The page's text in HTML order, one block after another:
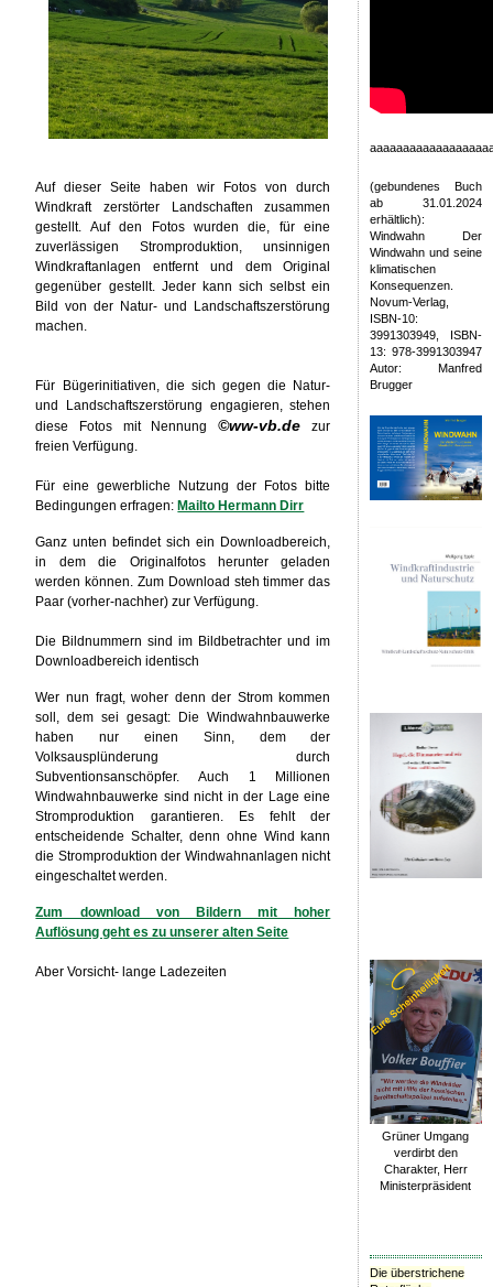
Auf dieser Seite haben wir Fotos von durch
Windkraft zerstörter Landschaften zusammen
gestellt. Auf den Fotos wurden die, für eine
zuverlässigen Stromproduktion, unsinnigen
Windkraftanlagen entfernt und dem Original
gegenüber gestellt. Jeder kann sich selbst ein
Bild von der Natur- und Landschaftszerstörung
machen.
Für Bügerinitiativen, die sich gegen die Natur-
und Landschaftszerstörung engagieren, stehen
diese Fotos mit Nennung ©ww-vb.dezur
freien Verfügung.
Für eine gewerbliche Nutzung der Fotos bitte
Bedingungen erfragen:Mailto Hermann Dirr
Ganz unten befindet sich ein Downloadbereich,
in dem die Originalfotos herunter geladen
werden können. Zum Download steh timmer das
Paar (vorher-nachher) zur Verfügung.
Die Bildnummern sind im Bildbetrachter und im
Downloadbereich identisch
Wer nun fragt, woher denn der Strom kommen
soll, dem sei gesagt: Die Windwahnbauwerke
haben nur einen Sinn, dem der
Volksausplünderung durch
Subventionsanschöpfer. Auch 1 Millionen
Windwahnbauwerke sind nicht in der Lage eine
Stromproduktion garantieren. Es fehlt der
entscheidende Schalter, denn ohne Wind kann
die Stromproduktion der Windwahnanlagen nicht
eingeschaltet werden.
Zum download von Bildern mit hoher
Auflösung geht es zu unserer alten Seite
Aber Vorsicht- lange Ladezeiten
(gebundenes Buch
ab 31.01.2024
erhältlich):
Windwahn Der
Windwahn und seine
klimatischen
Konsequenzen.
Novum-Verlag,
ISBN-10:
3991303949, ISBN-
13: 978-3991303947
Autor: Manfred
Brugger
Grüner Umgang
verdirbt den
Charakter, Herr
Ministerpräsident
Die überstrichene